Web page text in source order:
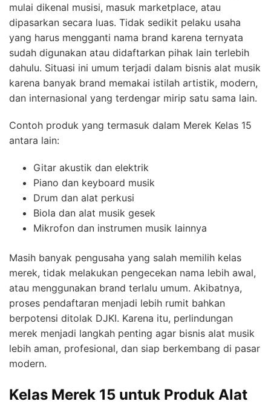
mulai dikenal musisi, masuk marketplace, atau
dipasarkan secara luas. Tidak sedikit pelaku usaha
yang harus mengganti nama brand karena ternyata
sudah digunakan atau didaftarkan pihak lain terlebih
dahulu. Situasi ini umum terjadi dalam bisnis alat musik
karena banyak brand memakai istilah artistik, modern,
dan internasional yang terdengar mirip satu sama lain.
Contoh produk yang termasuk dalam Merek Kelas 15
antara lain:
Gitar akustik dan elektrik
Piano dan keyboard musik
Drum dan alat perkusi
Biola dan alat musik gesek
Mikrofon dan instrumen musik lainnya
Masih banyak pengusaha yang salah memilih kelas
merek, tidak melakukan pengecekan nama lebih awal,
atau menggunakan brand terlalu umum. Akibatnya,
proses pendaftaran menjadi lebih rumit bahkan
berpotensi ditolak DJKI. Karena itu, perlindungan
merek menjadi langkah penting agar bisnis alat musik
lebih aman, profesional, dan siap berkembang di pasar
modern.
Kelas Merek 15 untuk Produk Alat